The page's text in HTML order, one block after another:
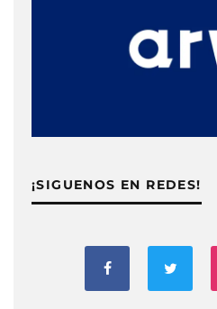
¡SIGUENOS EN REDES!